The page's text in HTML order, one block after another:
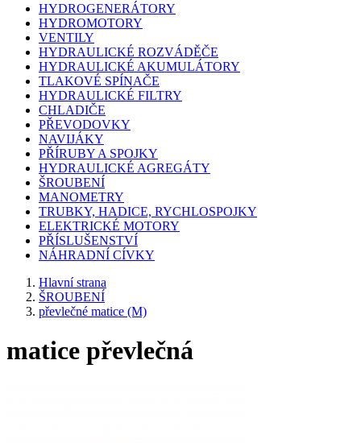
HYDROGENERÁTORY
HYDROMOTORY
VENTILY
HYDRAULICKÉ ROZVÁDĚČE
HYDRAULICKÉ AKUMULÁTORY
TLAKOVÉ SPÍNAČE
HYDRAULICKÉ FILTRY
CHLADIČE
PŘEVODOVKY
NAVIJÁKY
PŘÍRUBY A SPOJKY
HYDRAULICKÉ AGREGÁTY
ŠROUBENÍ
MANOMETRY
TRUBKY, HADICE, RYCHLOSPOJKY
ELEKTRICKÉ MOTORY
PŘÍSLUŠENSTVÍ
NÁHRADNÍ CÍVKY
Hlavní strana
ŠROUBENÍ
převlečné matice (M)
matice převlečná